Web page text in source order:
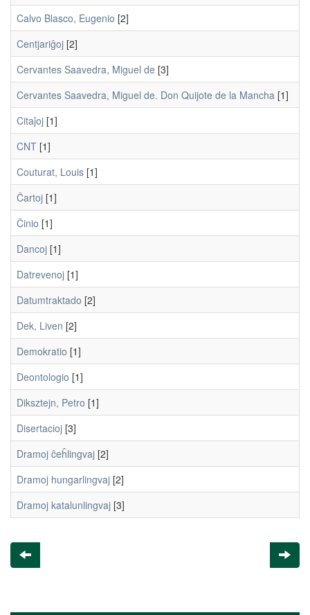
Calvo Blasco, Eugenio [2]
Centjariĝoj [2]
Cervantes Saavedra, Miguel de [3]
Cervantes Saavedra, Miguel de. Don Quijote de la Mancha [1]
Citaĵoj [1]
CNT [1]
Couturat, Louis [1]
Ĉartoj [1]
Ĉinio [1]
Dancoj [1]
Datrevenoj [1]
Datumtraktado [2]
Dek, Liven [2]
Demokratio [1]
Deontologio [1]
Diksztejn, Petro [1]
Disertacioj [3]
Dramoj ĉeĥlingvaj [2]
Dramoj hungarlingvaj [2]
Dramoj katalunlingvaj [3]